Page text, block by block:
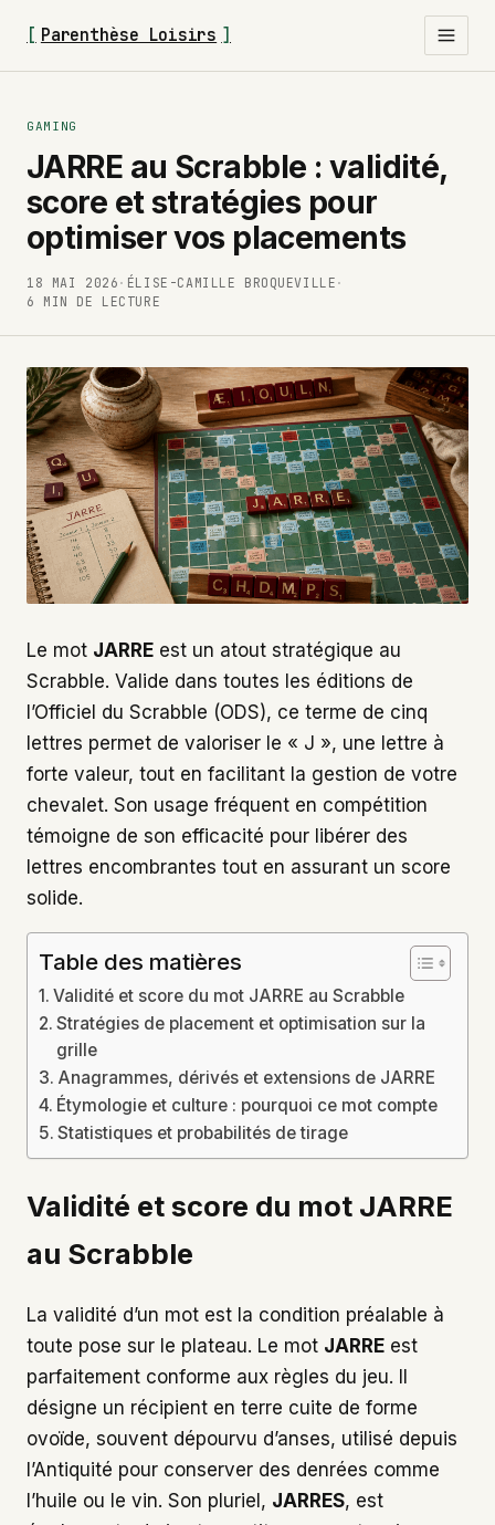
[ Parenthèse Loisirs ]
GAMING
JARRE au Scrabble : validité,
score et stratégies pour
optimiser vos placements
18 MAI 2026 · ÉLISE-CAMILLE BROQUEVILLE ·
6 MIN DE LECTURE
Le mot JARRE est un atout stratégique au
Scrabble. Valide dans toutes les éditions de
l’Officiel du Scrabble (ODS), ce terme de cinq
lettres permet de valoriser le « J », une lettre à
forte valeur, tout en facilitant la gestion de votre
chevalet. Son usage fréquent en compétition
témoigne de son efficacité pour libérer des
lettres encombrantes tout en assurant un score
solide.
Table des matières
Validité et score du mot JARRE au Scrabble
Stratégies de placement et optimisation sur la
grille
Anagrammes, dérivés et extensions de JARRE
Étymologie et culture : pourquoi ce mot compte
Statistiques et probabilités de tirage
Validité et score du mot JARRE
au Scrabble
La validité d’un mot est la condition préalable à
toute pose sur le plateau. Le mot JARRE est
parfaitement conforme aux règles du jeu. Il
désigne un récipient en terre cuite de forme
ovoïde, souvent dépourvu d’anses, utilisé depuis
l’Antiquité pour conserver des denrées comme
l’huile ou le vin. Son pluriel, JARRES, est